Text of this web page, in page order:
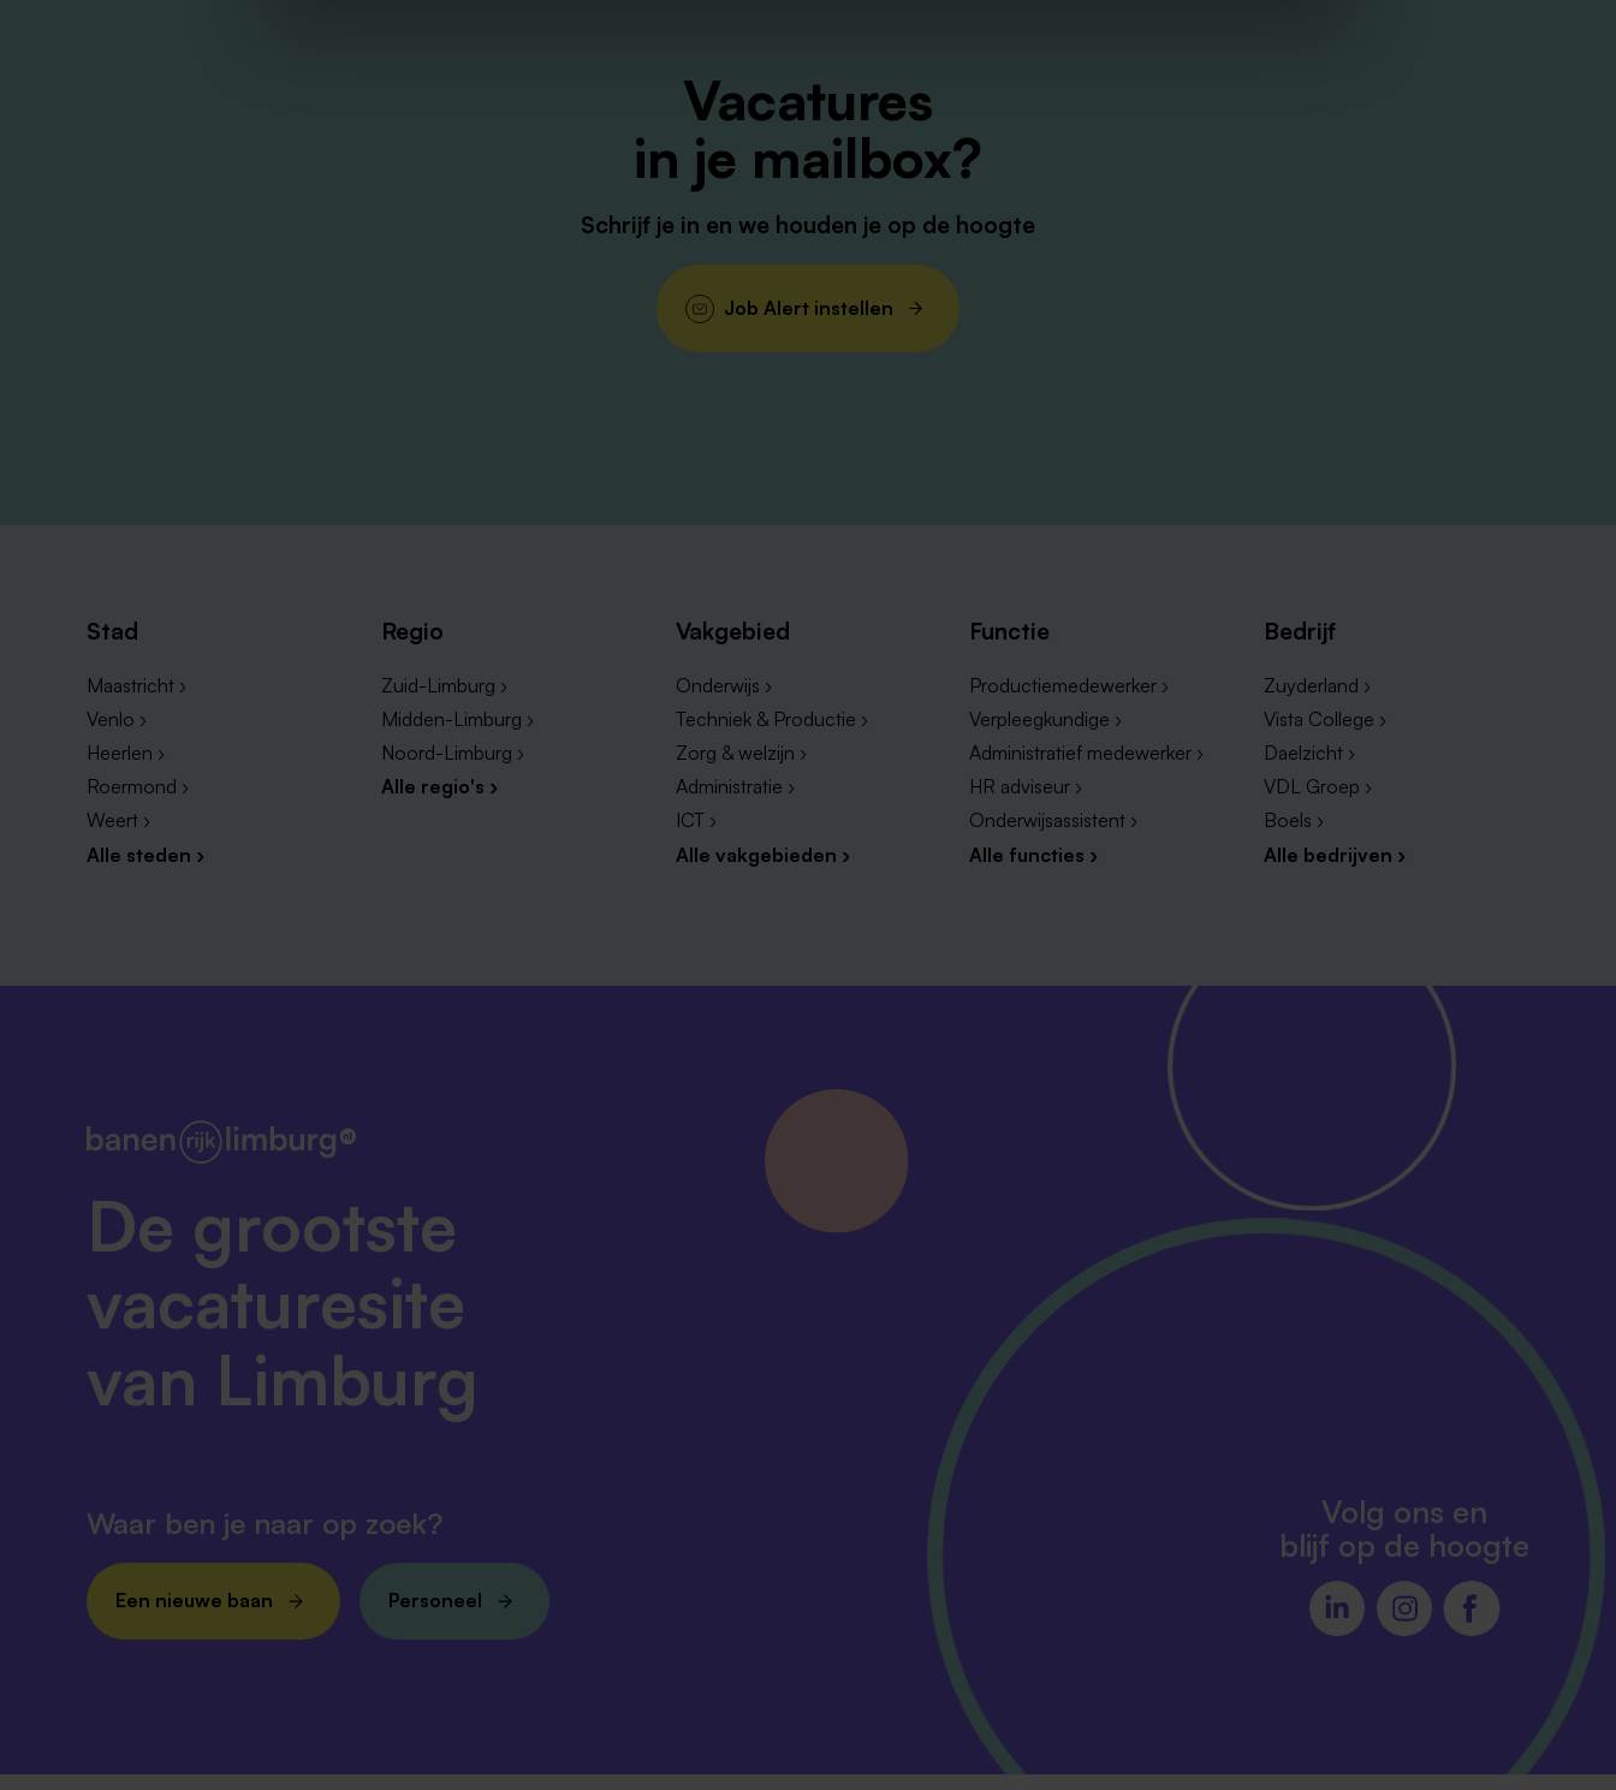
Vacatures
in je mailbox?
Schrijf je in en we houden je op de hoogte
Job Alert instellen
Stad
Maastricht ›
Venlo ›
Heerlen ›
Roermond ›
Weert ›
Alle steden ›
Regio
Zuid-Limburg ›
Midden-Limburg ›
Noord-Limburg ›
Alle regio's ›
Vakgebied
Onderwijs ›
Techniek & Productie ›
Zorg & welzijn ›
Administratie ›
ICT ›
Alle vakgebieden ›
Functie
Productiemedewerker ›
Verpleegkundige ›
Administratief medewerker ›
HR adviseur ›
Onderwijsassistent ›
Alle functies ›
Bedrijf
Zuyderland ›
Vista College ›
Daelzicht ›
VDL Groep ›
Boels ›
Alle bedrijven ›
De grootste
vacaturesite
van Limburg
Waar ben je naar op zoek?
Een nieuwe baan Personeel
Volg ons en
blijf op de hoogte